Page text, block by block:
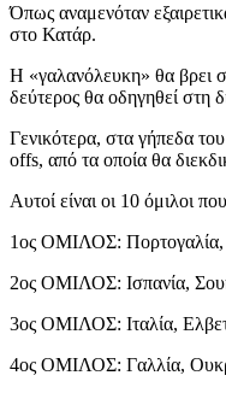
Όπως αναμενόταν
στο Κατάρ.
Η «γαλανόλευκη» θα βρει
δεύτερος θα οδηγηθεί στη
Γενικότερα, στα γήπεδα
offs, από τα οποία θα
Αυτοί είναι οι 10 όμιλοι
1ος ΟΜΙΛΟΣ: Πορτογαλία,
2ος ΟΜΙΛΟΣ: Ισπανία,
3ος ΟΜΙΛΟΣ: Ιταλία,
4ος ΟΜΙΛΟΣ: Γαλλία,